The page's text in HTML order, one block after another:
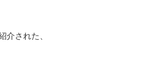
介された、